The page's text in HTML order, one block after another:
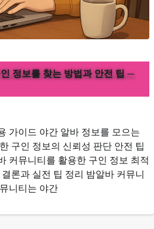
정보를 찾는 방법과 안전 팁 —
가이드 야간 알바 정보를 모으는
구인 정보의 신뢰성 판단 안전 팁
커뮤니티를 활용한 구인 정보 최적
론과 실전 팁 정리 밤알바 커뮤니
니티는 야간